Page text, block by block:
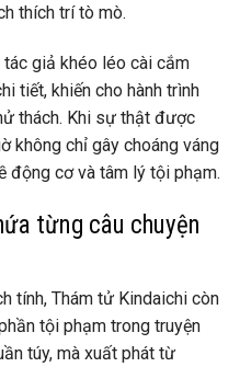
thích trí tò mò.
giả khéo léo cài cắm
tiết, khiến cho hành trình
thách. Khi sự thật được
không chỉ gây choáng váng
động cơ và tâm lý tội phạm.
từng câu chuyện
tính, Thám tử Kindaichi còn
tội phạm trong truyện
túy, mà xuất phát từ